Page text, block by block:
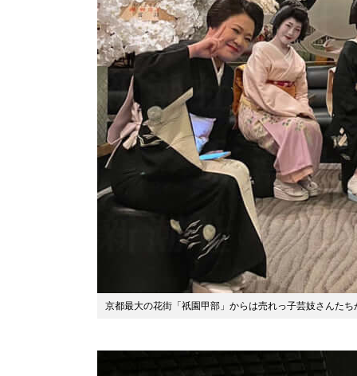
京都最大の花街「祇園甲部」からは売れっ子芸妓さんた